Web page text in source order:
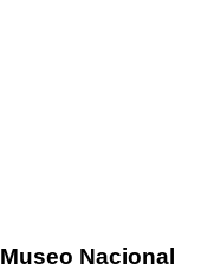
Museo Nacional